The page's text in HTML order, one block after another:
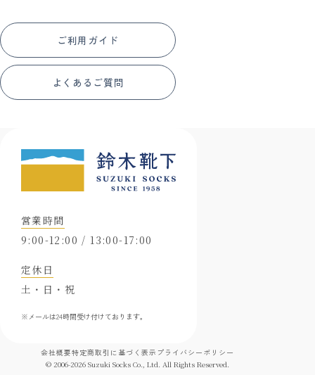
ご利用ガイド
よくあるご質問
営業時間
9:00-12:00 / 13:00-17:00
定休日
土・日・祝
※メールは24時間受け付けております。
© 2006-2026Suzuki Socks Co., Ltd. All Rights Reserved.
会社概要特定商取引に基づく表示 プライバシーポリシー